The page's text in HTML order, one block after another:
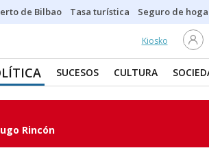
de Bilbao Tasa turística Seguro de
Kiosko
SUCESOS CULTURA
Rincón